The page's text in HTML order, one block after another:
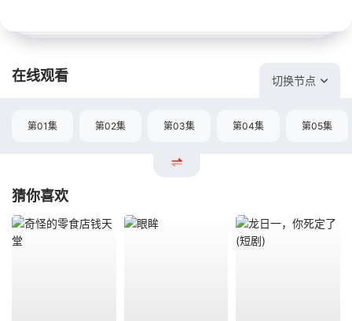
在线观看 切换节点
第01集 第02集 第03集 第04集 第05集
猜你喜欢